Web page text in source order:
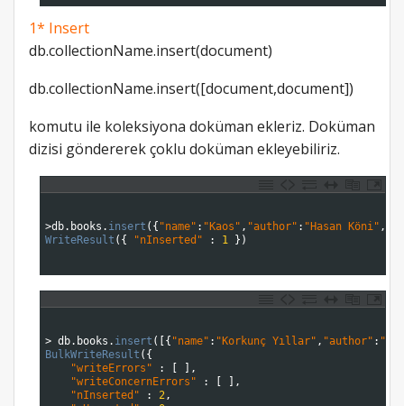
1* Insert
db.collectionName.insert(document)
db.collectionName.insert([document,document])
komutu ile koleksiyona doküman ekleriz. Doküman
dizisi göndererek çoklu doküman ekleyebiliriz.
>db. books . insert ( { "name" : "Kaos" , "author" : "Hasan Köni" ,
WriteResult ( { "nInserted" : 1 } )
> db. books . insert ( [{ "name" : "Korkunç Yıllar" , "author" :
BulkWriteResult ( {
"writeErrors"
: [ ] ,
"writeConcernErrors"
: [ ] ,
"nInserted"
: 2 ,